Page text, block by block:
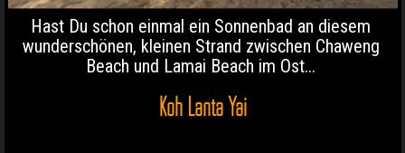
Hast Du schon einmal ein Sonnenbad an diesem
wunderschönen, kleinen Strand zwischen Chaweng
Beach und Lamai Beach im Ost...
Koh Lanta Yai